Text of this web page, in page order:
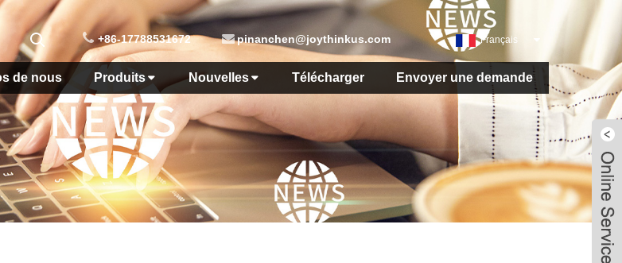
Français
+86-17788531672 pinanchen@joythinkus.com
de nous Produits Nouvelles Télécharger Envoyer une demande